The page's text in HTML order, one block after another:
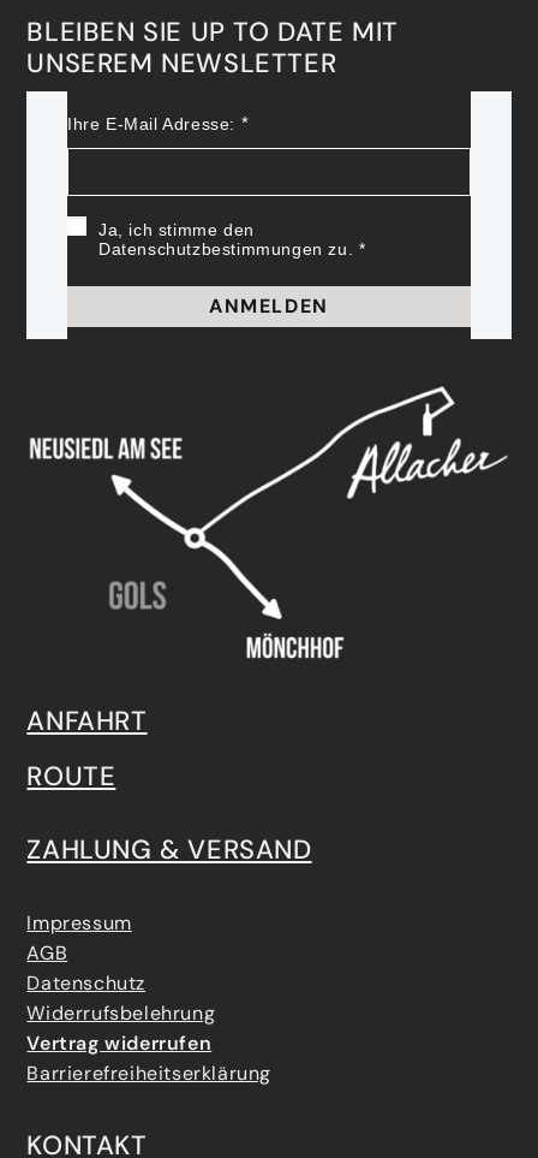
BLEIBEN SIE UP TO DATE MIT
UNSEREM NEWSLETTER
Ihre E-Mail Adresse:
Ja, ich stimme den
Datenschutzbestimmungen zu.
ANMELDEN
ANFAHRT
ROUTE
ZAHLUNG & VERSAND
Impressum
AGB
Datenschutz
Widerrufsbelehrung
Vertrag widerrufen
Barrierefreiheitserklärung
KONTAKT